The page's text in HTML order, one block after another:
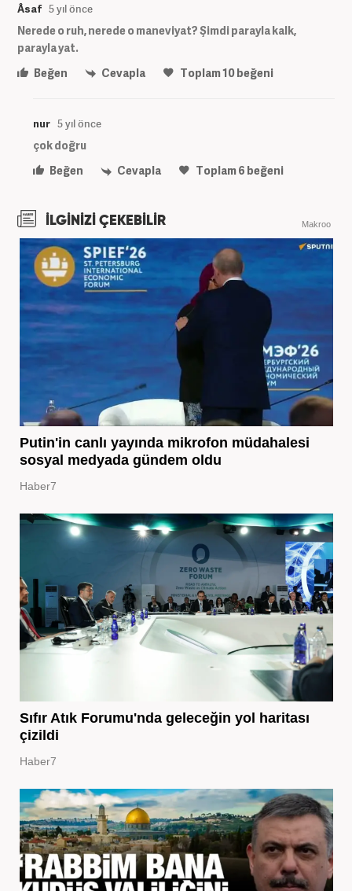
Âsaf 5 yıl önce
Nerede o ruh, nerede o maneviyat? Şimdi parayla kalk,
parayla yat.
Beğen
Cevapla Toplam10beğeni
nur 5 yıl önce
çok doğru
Beğen
Cevapla Toplam6 beğeni
İLGİNİZİ ÇEKEBİLİR Makroo
Putin'in canlı yayında mikrofon müdahalesi
sosyal medyada gündem oldu
Haber7
Sıfır Atık Forumu'nda geleceğin yol haritası
çizildi
Haber7